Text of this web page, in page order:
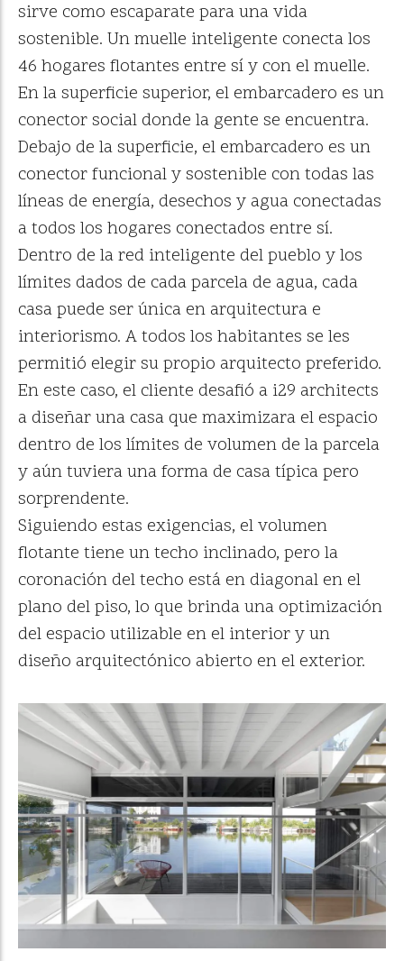
sirve como escaparate para una vida
sostenible. Un muelle inteligente conecta los
46 hogares flotantes entre sí y con el muelle.
En la superficie superior, el embarcadero es un
conector social donde la gente se encuentra.
Debajo de la superficie, el embarcadero es un
conector funcional y sostenible con todas las
líneas de energía, desechos y agua conectadas
a todos los hogares conectados entre sí.
Dentro de la red inteligente del pueblo y los
límites dados de cada parcela de agua, cada
casa puede ser única en arquitectura e
interiorismo. A todos los habitantes se les
permitió elegir su propio arquitecto preferido.
En este caso, el cliente desafió a i29 architects
a diseñar una casa que maximizara el espacio
dentro de los límites de volumen de la parcela
y aún tuviera una forma de casa típica pero
sorprendente.
Siguiendo estas exigencias, el volumen
flotante tiene un techo inclinado, pero la
coronación del techo está en diagonal en el
plano del piso, lo que brinda una optimización
del espacio utilizable en el interior y un
diseño arquitectónico abierto en el exterior.